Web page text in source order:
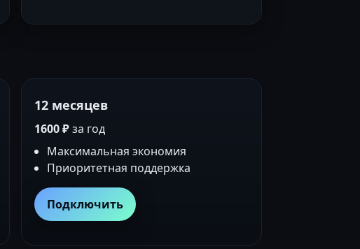
12 месяцев
1600 ₽за год
Максимальная экономия
Приоритетная поддержка
Подключить